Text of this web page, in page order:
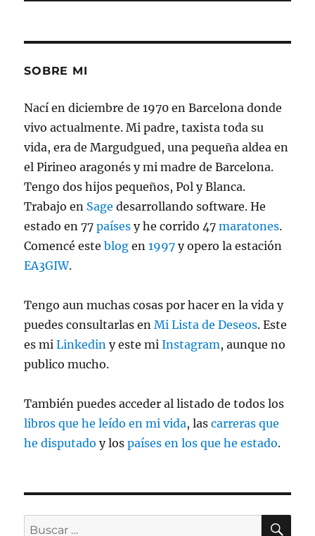
SOBRE MI
Nací en diciembre de 1970 en Barcelona donde
vivo actualmente. Mi padre, taxista toda su
vida, era de Margudgued, una pequeña aldea en
el Pirineo aragonés y mi madre de Barcelona.
Tengo dos hijos pequeños, Pol y Blanca.
Trabajo en Sage desarrollando software. He
estado en 77países y he corrido 47maratones.
Comencé esteblog en1997 y opero la estación
EA3GIW.
Tengo aun muchas cosas por hacer en la vida y
puedes consultarlas enMi Lista de Deseos. Este
es miLinkedin y este miInstagram, aunque no
publico mucho.
También puedes acceder al listado de todos los
libros que he leído en mi vida, lascarreras que
he disputado y lospaíses en los que he estado.
Buscar